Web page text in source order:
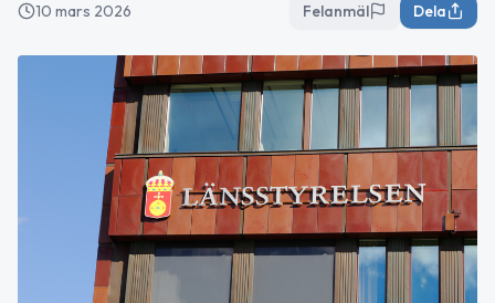
10 mars 2026 Felanmäl Dela